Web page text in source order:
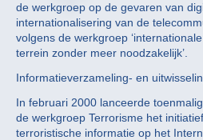
de werkgroep op de gevaren van
internationalisering van de
volgens de werkgroep
terrein zonder meer noodzakelijk’.
Informatieverzameling- en
In februari 2000 lanceerde
de werkgroep Terrorisme het
terroristische informatie op het